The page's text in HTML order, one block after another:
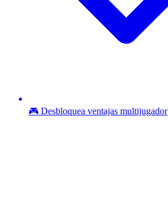
🎮 Desbloquea ventajas multijugador